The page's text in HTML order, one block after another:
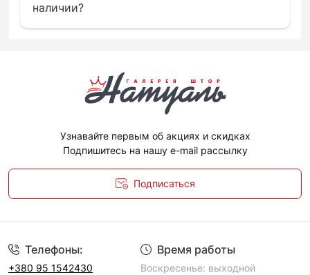
наличии?
Узнавайте первым об акциях и скидках
Подпишитесь на нашу e-mail рассылку
Подписаться
Телефоны:
+380 95 1542430
Время работы
Воскресенье: выходной